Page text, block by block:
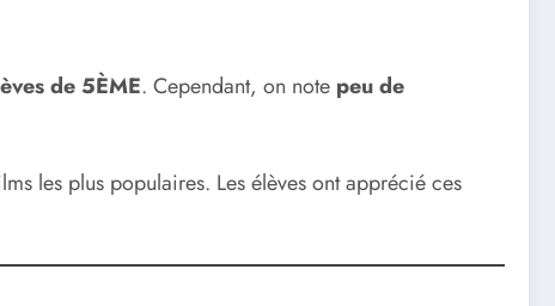
de 5ÈME. Cependant, on note peu de
les plus populaires. Les élèves ont apprécié ces